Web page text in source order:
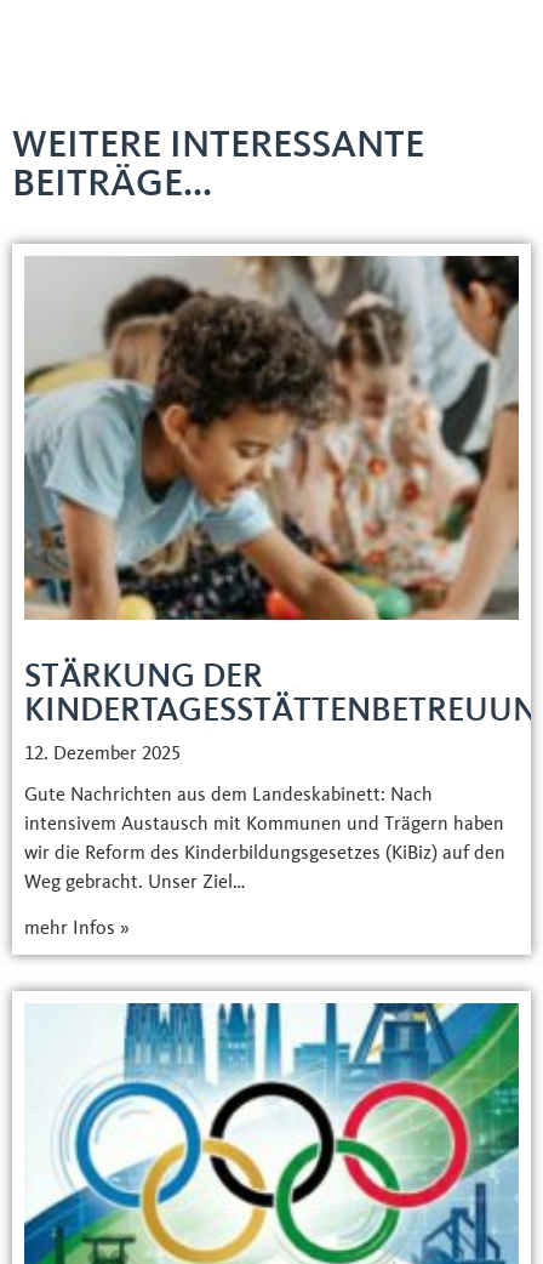
WEITERE INTERESSANTE
BEITRÄGE...
STÄRKUNG DER
12. Dezember 2025
Gute Nachrichten aus dem Landeskabinett: Nach
intensivem Austausch mit Kommunen und Trägern haben
wir die Reform des Kinderbildungsgesetzes (KiBiz) auf den
Weg gebracht. Unser Ziel…
mehr Infos »